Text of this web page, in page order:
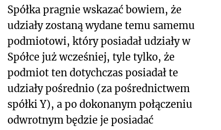
Spółka pragnie wskazać bowiem, że
udziały zostaną wydane temu samemu
podmiotowi, który posiadał udziały w
Spółce już wcześniej, tyle tylko, że
podmiot ten dotychczas posiadał te
udziały pośrednio (za pośrednictwem
spółki Y), a po dokonanym połączeniu
odwrotnym będzie je posiadać